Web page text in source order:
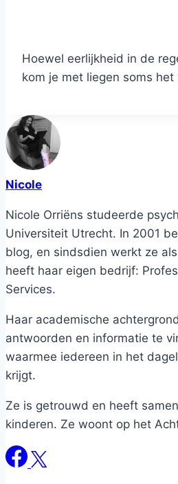
Hoewel eerlijkheid in de
kom je met liegen soms het
Nicole
Nicole Orriëns studeerde
Universiteit Utrecht. In 2001
blog, en sindsdien werkt ze
heeft haar eigen bedrijf:
Services.
Haar academische
antwoorden en informatie te
waarmee iedereen in het
krijgt.
Ze is getrouwd en heeft
kinderen. Ze woont op het